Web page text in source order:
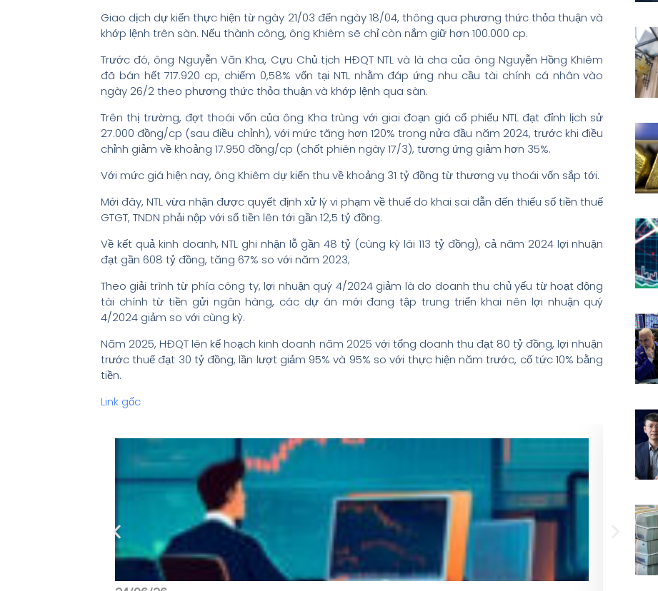
Giao dịch dự kiến thực hiện từ ngày 21/03 đến ngày 18/04, thông qua phương thức thỏa thuận và
khớp lệnh trên sàn. Nếu thành công, ông Khiêm sẽ chỉ còn nắm giữ hơn 100.000 cp.
Trước đó, ông Nguyễn Văn Kha, Cựu Chủ tịch HĐQT NTL và là cha của ông Nguyễn Hồng Khiêm
đã bán hết 717.920 cp, chiếm 0,58% vốn tại NTL nhằm đáp ứng nhu cầu tài chính cá nhân vào
ngày 26/2 theo phương thức thỏa thuận và khớp lệnh qua sàn.
Trên thị trường, đợt thoái vốn của ông Kha trùng với giai đoạn giá cổ phiếu NTL đạt đỉnh lịch sử
27.000 đồng/cp (sau điều chỉnh), với mức tăng hơn 120% trong nửa đầu năm 2024, trước khi điều
chỉnh giảm về khoảng 17.950 đồng/cp (chốt phiên ngày 17/3), tương ứng giảm hơn 35%.
Với mức giá hiện nay, ông Khiêm dự kiến thu về khoảng 31 tỷ đồng từ thương vụ thoái vốn sắp tới.
Mới đây, NTL vừa nhận được quyết định xử lý vi phạm về thuế do khai sai dẫn đến thiếu số tiền thuế
GTGT, TNDN phải nộp với số tiền lên tới gần 12,5 tỷ đồng.
Về kết quả kinh doanh, NTL ghi nhận lỗ gần 48 tỷ (cùng kỳ lãi 113 tỷ đồng), cả năm 2024 lợi nhuận
đạt gần 608 tỷ đồng, tăng 67% so với năm 2023;
Theo giải trình từ phía công ty, lợi nhuận quý 4/2024 giảm là do doanh thu chủ yếu từ hoạt động
tài chính từ tiền gửi ngân hàng, các dự án mới đang tập trung triển khai nên lợi nhuận quý
4/2024 giảm so với cùng kỳ.
Năm 2025, HĐQT lên kế hoạch kinh doanh năm 2025 với tổng doanh thu đạt 80 tỷ đồng, lợi nhuận
trước thuế đạt 30 tỷ đồng, lần lượt giảm 95% và 95% so với thực hiện năm trước, cổ tức 10% bằng
tiền.
Link gốc